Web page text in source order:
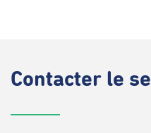
Contacter le